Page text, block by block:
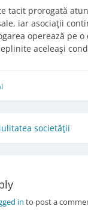
tacit prorogată
iar asociaţii
operează pe
aceleaşi
societăţii
in to post a